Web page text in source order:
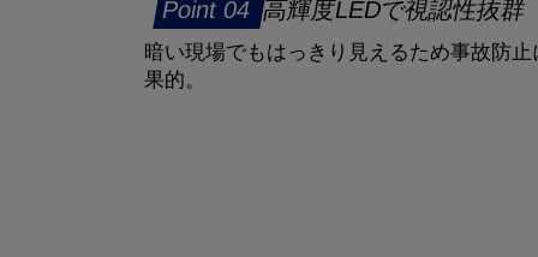
高輝度LEDで視認性抜群
暗い現場でもはっきり見えるため事故防止
果的。